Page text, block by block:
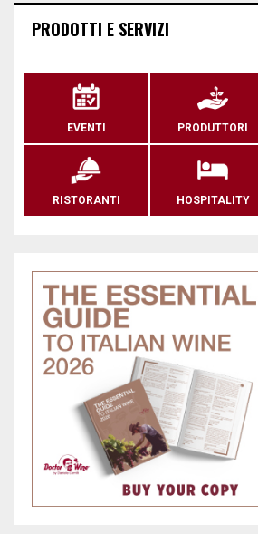
PRODOTTI E SERVIZI
EVENTI PRODUTTORI
RISTORANTI HOSPITALITY